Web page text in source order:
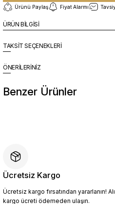
Ürünü Paylaş Fiyat Alarmı
ÜRÜN BİLGİSİ
TAKSİT SEÇENEKLERİ
ÖNERİLERİNİZ
Benzer Ürünler
4.409,10 TL
4.899,00 TL
Sepete Ekle
Ücretsiz Kargo
Ücretsiz kargo fırsatından yararlanın!
kargo ücreti ödemeden ulaşın.